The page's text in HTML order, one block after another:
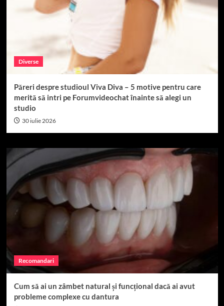
Diverse
Păreri despre studioul Viva Diva – 5 motive pentru care
merită să intri pe Forumvideochat înainte să alegi un
studio
30 iulie 2026
Recomandari
Cum să ai un zâmbet natural și funcțional dacă ai avut
probleme complexe cu dantura